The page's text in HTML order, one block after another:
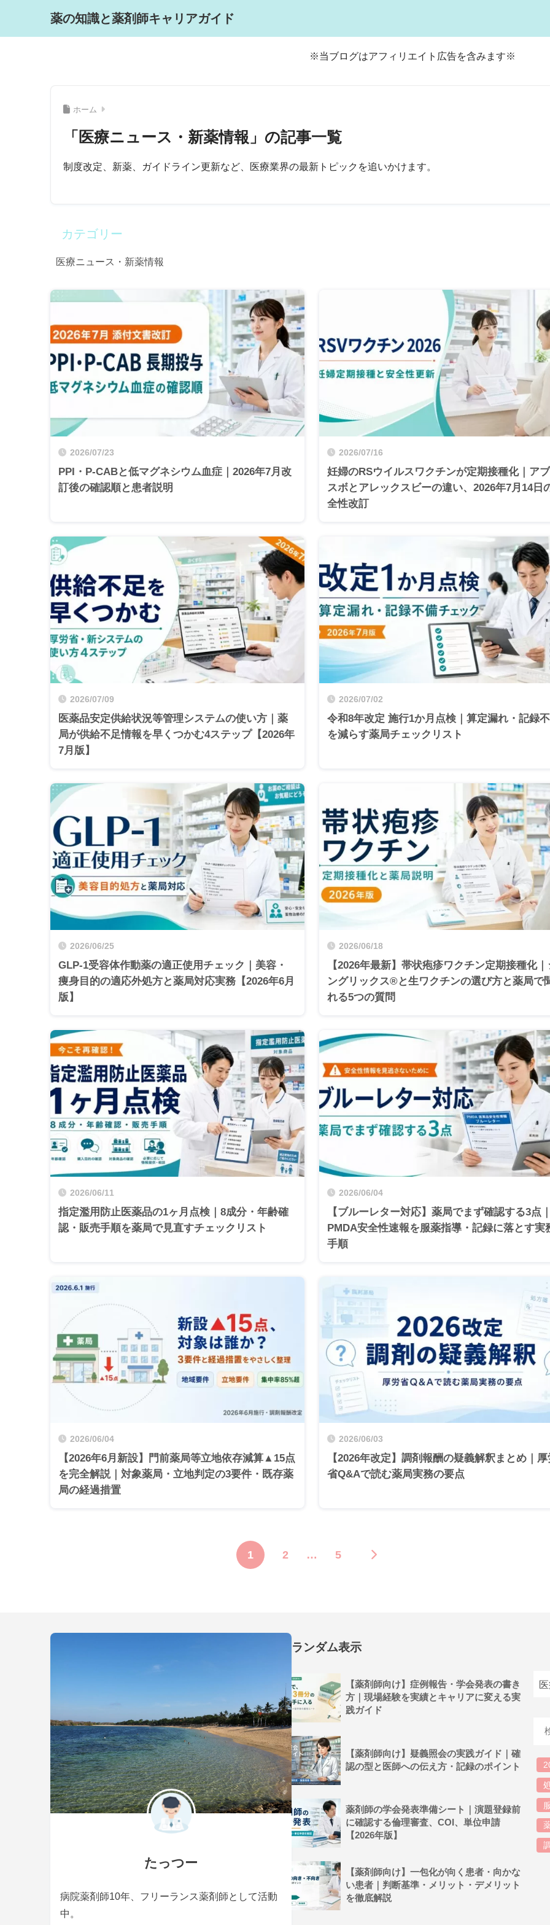
薬の知識と薬剤師キャリアガイド
※当ブログはアフィリエイト広告を含みます※
ホーム
「医療ニュース・新薬情報」の記事一覧
制度改定、新薬、ガイドライン更新など、医療業界の最新トピックを追いかけます。
カテゴリー
2026/07/23
PPI・P-CABと低マグネシウム血症｜2026年7月改
訂後の確認順と患者説明
2026/07/16
妊婦のRSウイルスワクチンが定期接種化｜ア
スボとアレックスビーの違い、2026年7月14日
全性改訂
2026/07/09
医薬品安定供給状況等管理システムの使い方｜薬
局が供給不足情報を早くつかむ4ステップ【2026年
7月版】
2026/07/02
令和8年改定 施行1か月点検｜算定漏れ・記録
を減らす薬局チェックリスト
2026/06/25
GLP-1受容体作動薬の適正使用チェック｜美容・
痩身目的の適応外処方と薬局対応実務【2026年6月
版】
2026/06/18
【2026年最新】帯状疱疹ワクチン定期接種化｜
ングリックス®と生ワクチンの選び方と薬局で
れる5つの質問
2026/06/11
指定濫用防止医薬品の1ヶ月点検｜8成分・年齢確
認・販売手順を薬局で見直すチェックリスト
2026/06/04
【ブルーレター対応】薬局でまず確認する3点
PMDA安全性速報を服薬指導・記録に落とす実
手順
2026/06/04
【2026年6月新設】門前薬局等立地依存減算▲15点
を完全解説｜対象薬局・立地判定の3要件・既存薬
局の経過措置
2026/06/03
【2026年改定】調剤報酬の疑義解釈まとめ｜厚
省Q&Aで読む薬局実務の要点
1 2 … 5
たっつー
病院薬剤師10年、フリーランス薬剤師として活動
中。
ランダム表示
【薬剤師向け】症例報告・学会発表の書き
方｜現場経験を実績とキャリアに変える実
践ガイド
【薬剤師向け】疑義照会の実践ガイド｜確
認の型と医師への伝え方・記録のポイント
薬剤師の学会発表準備シート｜演題登録前
に確認する倫理審査、COI、単位申請
【2026年版】
【薬剤師向け】一包化が向く患者・向かな
い患者｜判断基準・メリット・デメリット
を徹底解説